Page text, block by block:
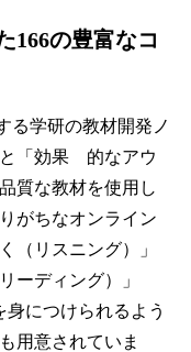
166の豊富なコ
る学研の教材開発ノ
と「効果 的なアウ
質な教材を使用し
がちなオンライン
（リスニング）」
ーディング）」
身につけられるよう
用意されていま